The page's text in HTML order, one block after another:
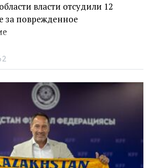
власти отсудили 12
за поврежденное